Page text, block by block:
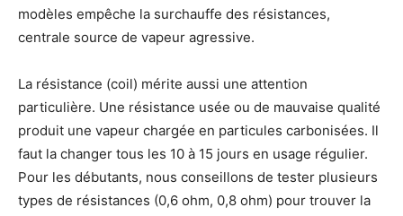
modèles empêche la surchauffe des résistances,
centrale source de vapeur agressive.
La résistance (coil) mérite aussi une attention
particulière. Une résistance usée ou de mauvaise qualité
produit une vapeur chargée en particules carbonisées. Il
faut la changer tous les 10 à 15 jours en usage régulier.
Pour les débutants, nous conseillons de tester plusieurs
types de résistances (0,6 ohm, 0,8 ohm) pour trouver la